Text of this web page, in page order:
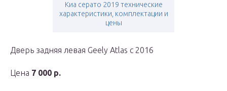
Киа серато 2019 технические
характеристики, комплектации и
цены
Дверь задняя левая Geely Atlas с 2016
Цена 7 000 р.